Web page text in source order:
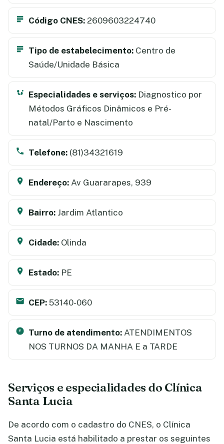
Código CNES: 2609603224740
Tipo de estabelecimento: Centro de
Saúde/Unidade Básica
Especialidades e serviços: Diagnostico por
Métodos Gráficos Dinâmicos e Pré-
natal/Parto e Nascimento
Telefone: (81)34321619
Endereço: Av Guararapes, 939
Bairro: Jardim Atlantico
Cidade: Olinda
Estado: PE
CEP: 53140-060
Turno de atendimento: ATENDIMENTOS
NOS TURNOS DA MANHA E a TARDE
Serviços e especialidades do Clínica
Santa Lucia
De acordo com o cadastro do CNES, o Clínica
Santa Lucia está habilitado a prestar os seguintes